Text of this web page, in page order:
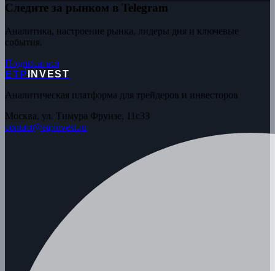
Следите за рынком в Telegram
Аналитика, настроение рынка, лидеры дня и ключевые
события.
Подписаться
ETP
INVEST
Аналитическая платформа для трейдеров и инвесторов
Москва, ул. Тимура Фрунзе, 11с33
contact@etpinvest.ru